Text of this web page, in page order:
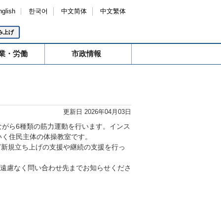
한국어 中文简体 中文繁体
上げ
・労働 市政情報
更新日 2026年04月03日
ら6種類の筋力運動を行います。インス
住民主体の体操教室です。
規立ち上げの支援や継続の支援を行っ
慮なく問い合わせ先までお知らせくださ